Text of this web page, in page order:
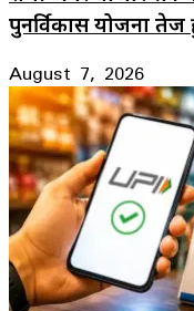
पुनर्विकास योजना तेज
August 7, 2026